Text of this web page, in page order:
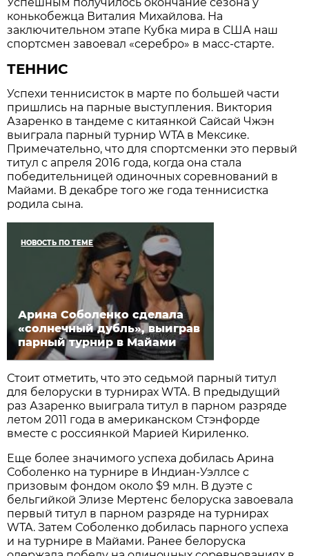
конькобежца Виталия Михайлова. На
заключительном этапе Кубка мира в США наш
спортсмен завоевал «серебро» в масс-старте.
ТЕННИС
Успехи теннисисток в марте по большей части
пришлись на парные выступления. Виктория
Азаренко в тандеме с китаянкой Сайсай Чжэн
выиграла парный турнир WTA в Мексике.
Примечательно, что для спортсменки это первый
титул с апреля 2016 года, когда она стала
победительницей одиночных соревнований в
Майами. В декабре того же года теннисистка
родила сына.
НОВОСТЬ ПО ТЕМЕ
Арина Соболенко сделала
«солнечный дубль», выиграв
парный турнир в Майами
Стоит отметить, что это седьмой парный титул
для белоруски в турнирах WTA. В предыдущий
раз Азаренко выиграла титул в парном разряде
летом 2011 года в американском Стэнфорде
вместе с россиянкой Марией Кириленко.
Еще более значимого успеха добилась Арина
Соболенко на турнире в Индиан-Уэллсе с
призовым фондом около $9 млн. В дуэте с
бельгийкой Элизе Мертенс белоруска завоевала
первый титул в парном разряде на турнирах
WTA. Затем Соболенко добилась парного успеха
и на турнире в Майами. Ранее белоруска